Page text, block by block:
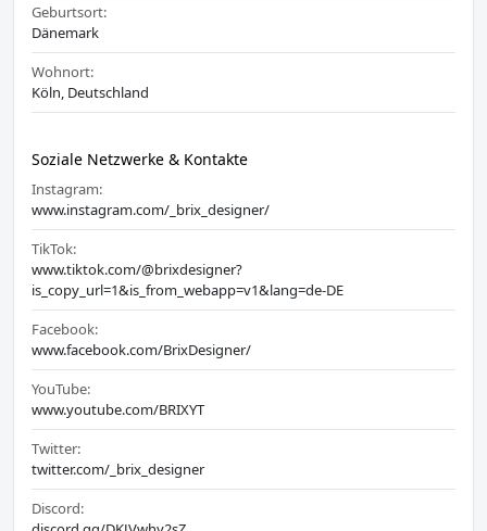
Geburtsort:
Dänemark
Wohnort:
Köln, Deutschland
Soziale Netzwerke & Kontakte
Instagram:
www.instagram.com/_brix_designer/
TikTok:
www.tiktok.com/@brixdesigner?
is_copy_url=1&is_from_webapp=v1&lang=de-DE
Facebook:
www.facebook.com/BrixDesigner/
YouTube:
www.youtube.com/BRIXYT
Twitter:
twitter.com/_brix_designer
Discord: